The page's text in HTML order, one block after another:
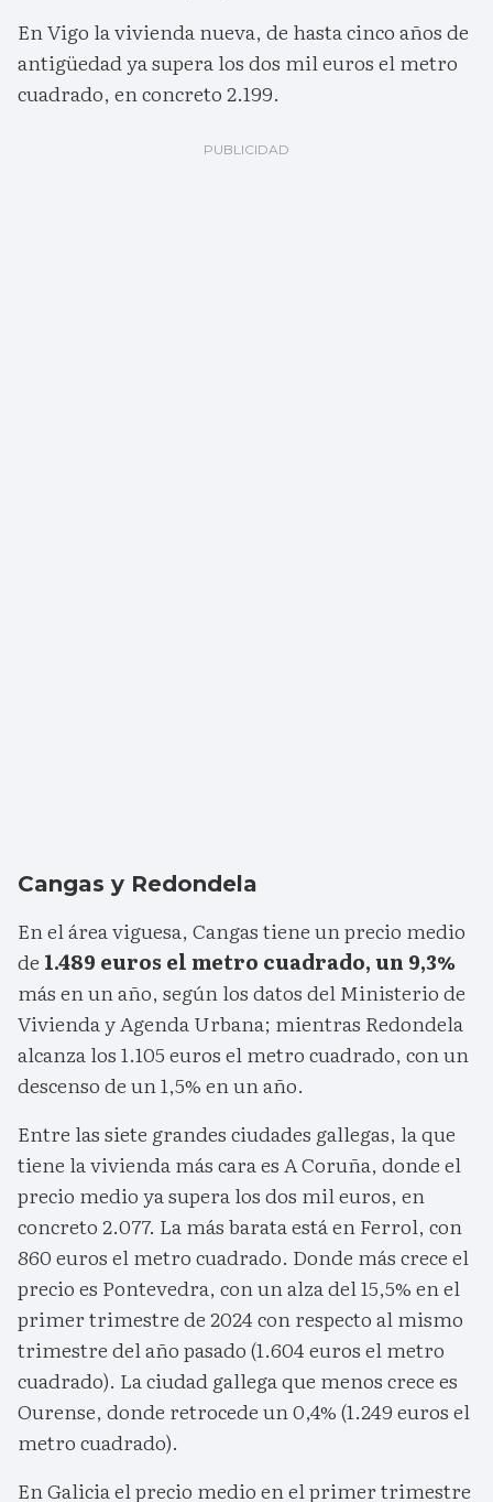
En Vigo la vivienda nueva, de hasta cinco años de
antigüedad ya supera los dos mil euros el metro
cuadrado, en concreto 2.199.
Cangas y Redondela
En el área viguesa, Cangas tiene un precio medio
de 1.489 euros el metro cuadrado, un 9,3%
más en un año, según los datos del Ministerio de
Vivienda y Agenda Urbana; mientras Redondela
alcanza los 1.105 euros el metro cuadrado, con un
descenso de un 1,5% en un año.
Entre las siete grandes ciudades gallegas, la que
tiene la vivienda más cara es A Coruña, donde el
precio medio ya supera los dos mil euros, en
concreto 2.077. La más barata está en Ferrol, con
860 euros el metro cuadrado. Donde más crece el
precio es Pontevedra, con un alza del 15,5% en el
primer trimestre de 2024 con respecto al mismo
trimestre del año pasado (1.604 euros el metro
cuadrado). La ciudad gallega que menos crece es
Ourense, donde retrocede un 0,4% (1.249 euros el
metro cuadrado).
En Galicia el precio medio en el primer trimestre